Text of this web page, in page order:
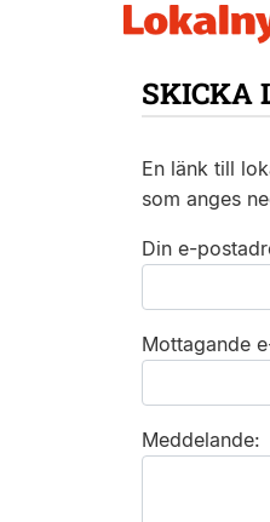
SKICKA
En länk till
som anges
Din e-
Mottagande
Meddelande: